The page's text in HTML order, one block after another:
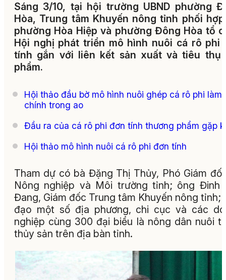
Sáng 3/10, tại hội trường UBND phường
Hòa, Trung tâm Khuyến nông tỉnh phối
phường Hòa Hiệp và phường Đông Hòa tổ
Hội nghị phát triển mô hình nuôi cá rô phi
tính gắn với liên kết sản xuất và tiêu thụ
phẩm.
Hội thảo đầu bờ mô hình nuôi ghép cá rô phi làm
chính trong ao
Đầu ra của cá rô phi đơn tính thương phẩm gặp
Hội thảo mô hình nuôi cá rô phi đơn tính
Tham dự có bà Đặng Thị Thủy, Phó Giám
Nông nghiệp và Môi trường tỉnh; ông Đinh
Đang, Giám đốc Trung tâm Khuyến nông tỉnh;
đạo một số địa phương, chi cục và các
nghiệp cùng 300 đại biểu là nông dân nuôi
thủy sản trên địa bàn tỉnh.